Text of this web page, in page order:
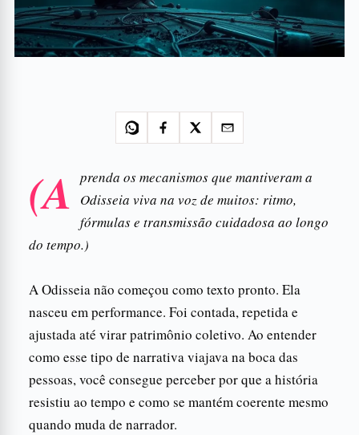
(A prenda os mecanismos que mantiveram a
Odisseia viva na voz de muitos: ritmo,
fórmulas e transmissão cuidadosa ao longo
do tempo.)
A Odisseia não começou como texto pronto. Ela
nasceu em performance. Foi contada, repetida e
ajustada até virar patrimônio coletivo. Ao entender
como esse tipo de narrativa viajava na boca das
pessoas, você consegue perceber por que a história
resistiu ao tempo e como se mantém coerente mesmo
quando muda de narrador.